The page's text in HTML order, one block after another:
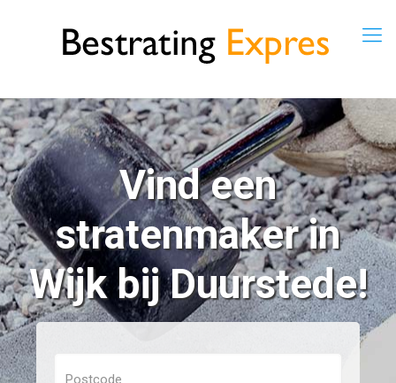
Vind een
stratenmaker in
Wijk bij Duurstede!